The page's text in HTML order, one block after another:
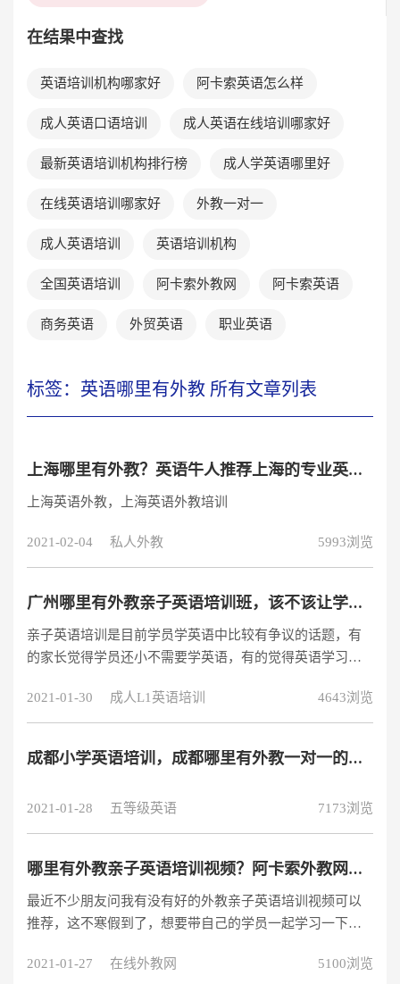
在结果中查找
英语培训机构哪家好 阿卡索英语怎么样
成人英语口语培训 成人英语在线培训哪家好
最新英语培训机构排行榜 成人学英语哪里好
在线英语培训哪家好 外教一对一
成人英语培训 英语培训机构
全国英语培训 阿卡索外教网 阿卡索英语
商务英语 外贸英语 职业英语
标签：英语哪里有外教 所有文章列表
上海哪里有外教？英语牛人推荐上海的专业英语外教培训课程
上海英语外教，上海英语外教培训
2021-02-04 私人外教 5993浏览
广州哪里有外教亲子英语培训班，该不该让学员上亲子英语培训好呢？
亲子英语培训是目前学员学英语中比较有争议的话题，有
的家长觉得学员还小不需要学英语，有的觉得英语学习就
关注，广州外教亲子英语培训班哪里有？究竟该不该让学
员去上？这些问题是少家长的疑问，本文为大家讲讲学员
子英语培训班该不该让学员去上 在广州学员需要报外教亲
岁开始学英语比较合适。有教育学家指出，
2021-01-30 成人L1英语培训 4643浏览
成都小学英语培训，成都哪里有外教一对一的小学英语培训？
2021-01-28 五等级英语 7173浏览
哪里有外教亲子英语培训视频？阿卡索外教网怎么样？
最近不少朋友问我有没有好的外教亲子英语培训视频可以
推荐，这不寒假到了，想要带自己的学员一起学习一下英
门课程，很多公司都需要会说英语，而且英语也是一门可
2021-01-27 在线外教网 5100浏览